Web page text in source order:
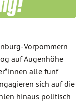
Vorpommern
auf Augenhöhe
alle fünf
sich auf die
hinaus politisch